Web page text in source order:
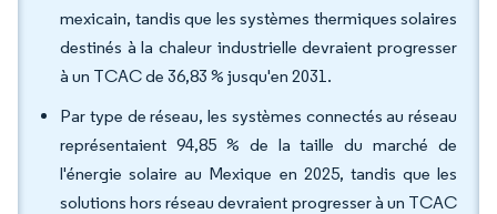
mexicain, tandis que les systèmes thermiques solaires
destinés à la chaleur industrielle devraient progresser
à un TCAC de 36,83 % jusqu'en 2031.
Par type de réseau, les systèmes connectés au réseau
représentaient 94,85 % de la taille du marché de
l'énergie solaire au Mexique en 2025, tandis que les
solutions hors réseau devraient progresser à un TCAC